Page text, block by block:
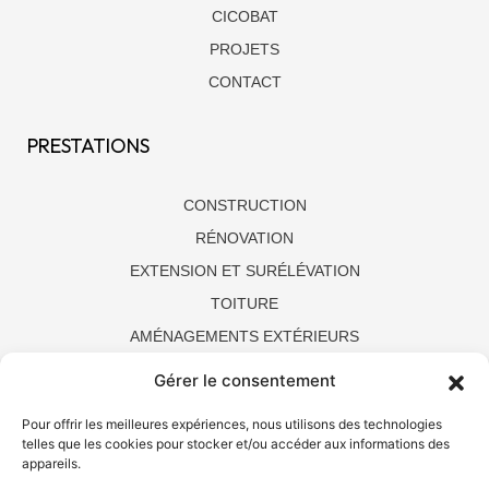
Gérer le consentement
Pour offrir les meilleures expériences, nous utilisons des technologies
telles que les cookies pour stocker et/ou accéder aux informations des
appareils.
CICOBAT
PROJETS
CONTACT
PRESTATIONS
CONSTRUCTION
RÉNOVATION
EXTENSION ET SURÉLÉVATION
TOITURE
AMÉNAGEMENTS EXTÉRIEURS